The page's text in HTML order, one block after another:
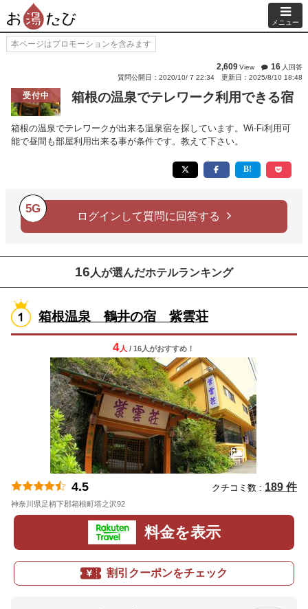
メニュー
本ページはプロモーションを含みます
2,609View 16 人回答
質問公開日：2020/10/ 7 22:34
更新日：2025/8/10 18:48
受付中 箱根の温泉でテレワーク利用できる宿
箱根の温泉でテレワークが出来る温泉宿を探しています。Wi-Fi利用可
能で昼間も部屋利用出来る事が条件です。教えて下さい。
5G
ログインして質問に回答する
16 人が選んだホテルランキング
箱根温泉 鶴井の宿 紫雲荘
4人 / 16人がおすすめ！
4.5 クチコミ数 : 189 件
神奈川県足柄下郡箱根町塔之沢92
料金を表示
割引クーポンをチェック